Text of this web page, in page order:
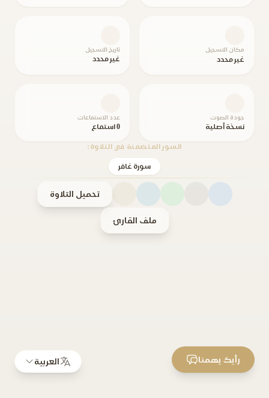
مكان التسجيل
غير محدد
تاريخ التسجيل
غير محدد
جودة الصوت
نسخة أصلية
عدد الاستماعات
0 استماع
السور المتضمنة في التلاوة:
سورة غافر
تحميل التلاوة
ملف القارئ
العربية رأيك يهمنا